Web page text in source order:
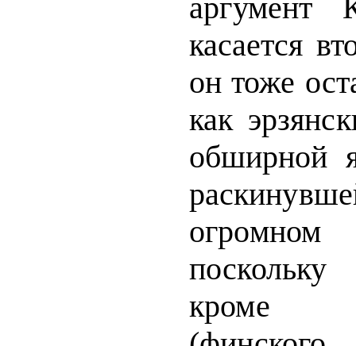
аргумент
касается
он тоже
как
обширной
раски­
огромном
кроме